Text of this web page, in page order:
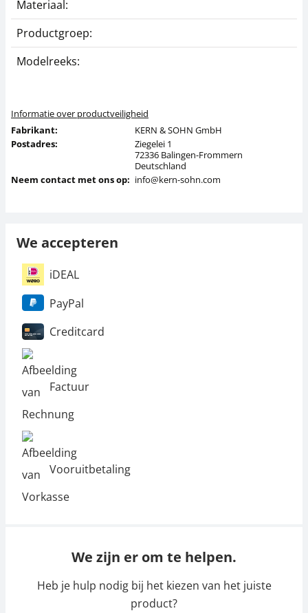
Materiaal:
Productgroep:
Modelreeks:
Informatie over productveiligheid
Fabrikant:
KERN & SOHN GmbH
Postadres:
Ziegelei 1
72336 Balingen-Frommern
Deutschland
Neem contact met ons op: info@kern-sohn.com
We accepteren
iDEAL
PayPal
Creditcard
Factuur
Vooruitbetaling
We zijn er om te helpen.
Heb je hulp nodig bij het kiezen van het juiste
product?